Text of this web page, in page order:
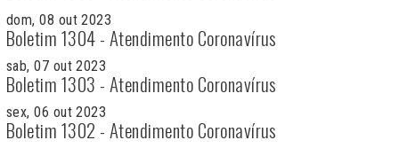
dom, 08 out 2023
Boletim 1304 - Atendimento Coronavírus
sab, 07 out 2023
Boletim 1303 - Atendimento Coronavírus
sex, 06 out 2023
Boletim 1302 - Atendimento Coronavírus